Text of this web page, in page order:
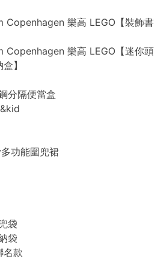
Copenhagen 樂高 LEGO【裝飾書
Copenhagen 樂高 LEGO【迷你頭
】
分隔便當盒
功能圍兜裙
袋
袋
名款